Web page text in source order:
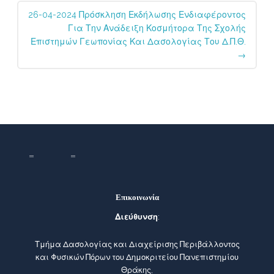
26-04-2024 Πρόσκληση Εκδήλωσης Ενδιαφέροντος
Για Την Ανάδειξη Κοσμήτορα Της Σχολής
Επιστημών Γεωπονίας Και Δασολογίας Του Δ.Π.Θ.
→
Επικοινωνία
Διεύθυνση:
Τμήμα Δασολογίας και Διαχείρισης Περιβάλλοντος
και Φυσικών Πόρων του Δημοκριτείου Πανεπιστημίου
Θράκης,